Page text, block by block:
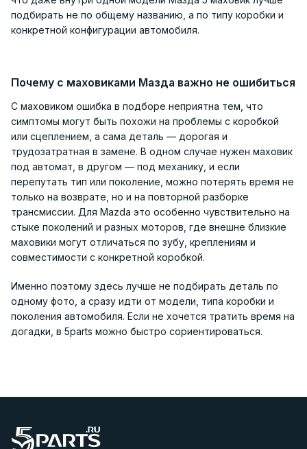
подбирать не по общему названию, а по типу коробки и
конкретной конфигурации автомобиля.
Почему с маховиками Мазда важно не ошибиться
С маховиком ошибка в подборе неприятна тем, что
симптомы могут быть похожи на проблемы с коробкой
или сцеплением, а сама деталь — дорогая и
трудозатратная в замене. В одном случае нужен маховик
под автомат, в другом — под механику, и если
перепутать тип или поколение, можно потерять время не
только на возврате, но и на повторной разборке
трансмиссии. Для Mazda это особенно чувствительно на
стыке поколений и разных моторов, где внешне близкие
маховики могут отличаться по зубу, креплениям и
совместимости с конкретной коробкой.
Именно поэтому здесь лучше не подбирать деталь по
одному фото, а сразу идти от модели, типа коробки и
поколения автомобиля. Если не хочется тратить время на
догадки, в 5parts можно быстро сориентироваться.